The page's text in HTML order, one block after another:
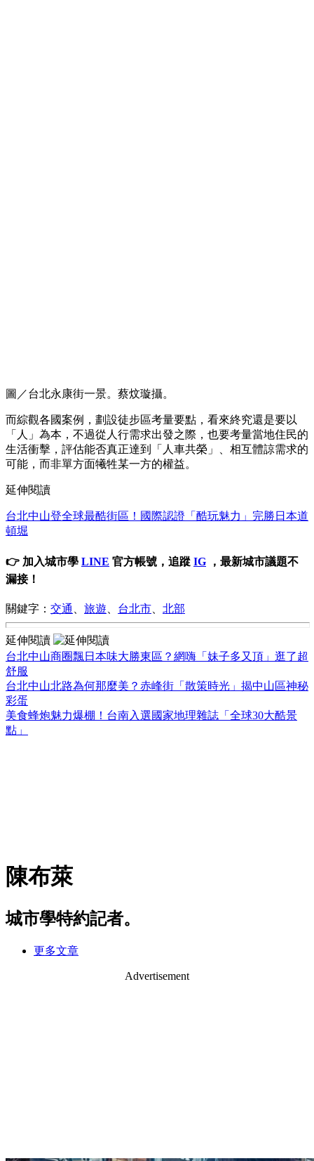
圖／台北永康街一景。蔡炆璇攝。
而綜觀各國案例，劃設徒步區考量要點，看來終究還是要以
「人」為本，不過從人行需求出發之際，也要考量當地住民的
生活衝擊，評估能否真正達到「人車共榮」、相互體諒需求的
可能，而非單方面犧牲某一方的權益。
延伸閱讀
台北中山登全球最酷街區！國際認證「酷玩魅力」完勝日本道
頓堀
👉 加入城市學 LINE 官方帳號，追蹤 IG ，最新城市議題不
漏接！
關鍵字： 交通 、 旅遊、 台北市、 北部
延伸閱讀
台北中山商圈飄日本味大勝東區？網嗨「妹子多又頂」逛了超
舒服
台北中山北路為何那麼美？赤峰街「散策時光」揭中山區神秘
彩蛋
美食蜂炮魅力爆棚！台南入選國家地理雜誌「全球30大酷景
點」
陳布萊
城市學特約記者。
更多文章
Advertisement